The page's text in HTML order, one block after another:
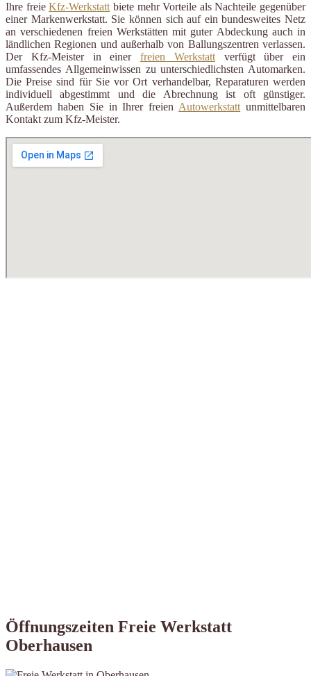
Ihre freieKfz-Werkstattbiete mehr Vorteile als Nachteile gegenüber
einer Markenwerkstatt. Sie können sich auf ein bundesweites Netz
an verschiedenen freien Werkstätten mit guter Abdeckung auch in
ländlichen Regionen und außerhalb von Ballungszentren verlassen.
Der Kfz-Meister in einer freien Werkstattverfügt über ein
umfassendes Allgemeinwissen zu unterschiedlichsten Automarken.
Die Preise sind für Sie vor Ort verhandelbar, Reparaturen werden
individuell abgestimmt und die Abrechnung ist oft günstiger.
Außerdem haben Sie in Ihrer freienAutowerkstattunmittelbaren
Kontakt zum Kfz-Meister.
Öffnungszeiten Freie Werkstatt
Oberhausen